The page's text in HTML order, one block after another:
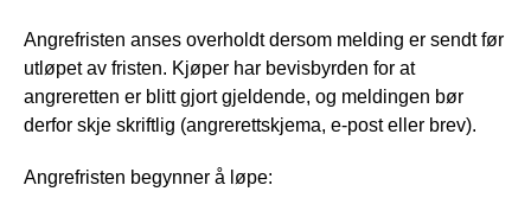
Angrefristen anses overholdt dersom melding er sendt før
utløpet av fristen. Kjøper har bevisbyrden for at
angreretten er blitt gjort gjeldende, og meldingen bør
derfor skje skriftlig (angrerettskjema, e-post eller brev).
Angrefristen begynner å løpe: